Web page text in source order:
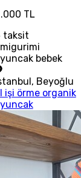
TL
taksit
bebek
, Beyoğlu
işi örme organik